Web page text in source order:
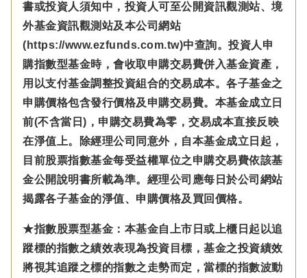
書或投資人須知中，投資人可至公開資訊觀測站、境
外基金資訊觀測站及本公司網站
(https://www.ezfunds.com.tw)中查詢。投資人申
購指數型基金時，會收取申購交易費併入基金資產，
用以支付基金調整投資組合的交易成本。各子基金之
申購價格包含發行價格及申購交易費。本基金成立日
前(不含當日)，申購交易費為零，交易成本直接反映
在淨值上。除經理公司同意外，自本基金成立日起，
目前股票指數基金每受益權單位之申購交易費依該基
金公開說明書所載為準。經理公司應每日於公司網站
揭露各子基金的淨值、申購價格及買回價格。
★指數股票型基金：本基金自上市日或上櫃日起以追
蹤標的指數之績效表現為投資目標，基金之投資績效
將視其追蹤之標的指數之走勢而定，當標的指數波動